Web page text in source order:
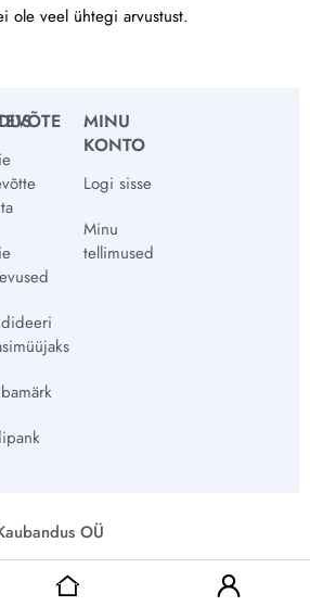
ole veel ühtegi arvustust.
MINU
KONTO
Logi sisse
Minu
tellimused
OÜ